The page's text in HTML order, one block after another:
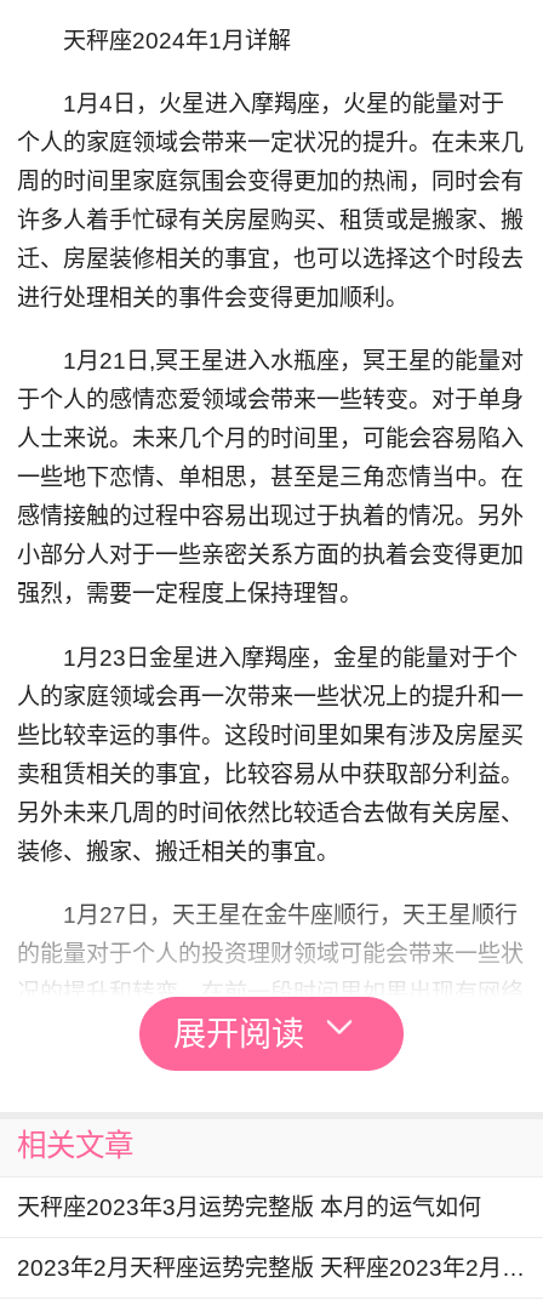
天秤座2024年1月详解
1月4日，火星进入摩羯座，火星的能量对于
个人的家庭领域会带来一定状况的提升。在未来几
周的时间里家庭氛围会变得更加的热闹，同时会有
许多人着手忙碌有关房屋购买、租赁或是搬家、搬
迁、房屋装修相关的事宜，也可以选择这个时段去
进行处理相关的事件会变得更加顺利。
1月21日,冥王星进入水瓶座，冥王星的能量对
于个人的感情恋爱领域会带来一些转变。对于单身
人士来说。未来几个月的时间里，可能会容易陷入
一些地下恋情、单相思，甚至是三角恋情当中。在
感情接触的过程中容易出现过于执着的情况。另外
小部分人对于一些亲密关系方面的执着会变得更加
强烈，需要一定程度上保持理智。
1月23日金星进入摩羯座，金星的能量对于个
人的家庭领域会再一次带来一些状况上的提升和一
些比较幸运的事件。这段时间里如果有涉及房屋买
卖租赁相关的事宜，比较容易从中获取部分利益。
另外未来几周的时间依然比较适合去做有关房屋、
装修、搬家、搬迁相关的事宜。
1月27日，天王星在金牛座顺行，天王星顺行
的能量对于个人的投资理财领域可能会带来一些状
况的提升和转变。在前一段时间里如果出现有网络
投资亏损或是被套在某一些投资项目当中的天秤
座，未来几个月的时间里将会逐渐地产生一些改
段时间里也会逐渐地还清个人的贷款债务相关的款
天秤座2024年2月详解
展开阅读
相关文章
天秤座2023年3月运势完整版 本月的运气如何
2023年2月天秤座运势完整版 天秤座2023年2月运势详解